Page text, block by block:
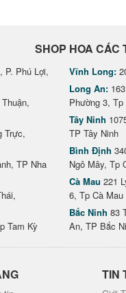
SHOP HOA CÁC
P. Phú Lợi,
Trực,
TP Nha
Tam Kỳ
Vĩnh Long:
Long An:
Phường 3, Tp
Tây Ninh
TP Tây Ninh
Bình Định
Ngô Mây, Tp
Cà Mau 221
6, Tp Cà Mau
Bắc Ninh 83
An, TP Bắc
TIN